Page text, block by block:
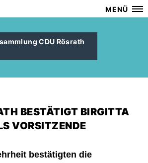
MENÜ
CDU Rösrath
BESTÄTIGT BIRGITTA
VORSITZENDE
bestätigten die